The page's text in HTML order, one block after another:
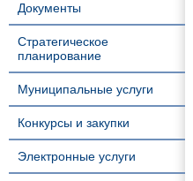
Документы
Стратегическое
планирование
Муниципальные услуги
Конкурсы и закупки
Электронные услуги